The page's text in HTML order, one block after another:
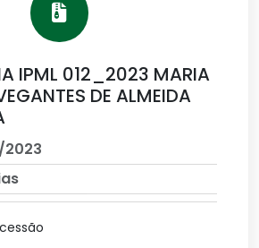
IPML 012_2023 MARIA
DE ALMEIDA